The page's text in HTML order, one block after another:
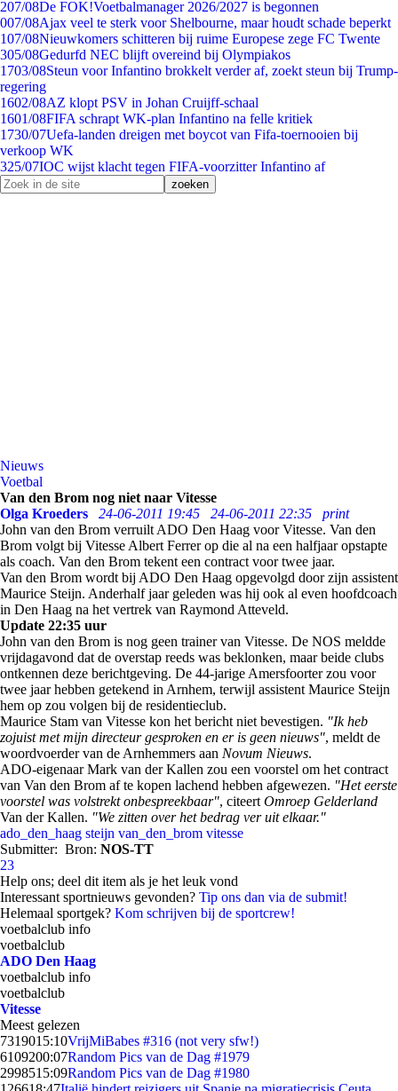
207/08De FOK!Voetbalmanager 2026/2027 is begonnen
007/08Ajax veel te sterk voor Shelbourne, maar houdt schade beperkt
107/08Nieuwkomers schitteren bij ruime Europese zege FC Twente
305/08Gedurfd NEC blijft overeind bij Olympiakos
1703/08Steun voor Infantino brokkelt verder af, zoekt steun bij Trump-
regering
1602/08AZ klopt PSV in Johan Cruijff-schaal
1601/08FIFA schrapt WK-plan Infantino na felle kritiek
1730/07Uefa-landen dreigen met boycot van Fifa-toernooien bij
verkoop WK
325/07IOC wijst klacht tegen FIFA-voorzitter Infantino af
Nieuws
Voetbal
Van den Brom nog niet naar Vitesse
Olga Kroeders
24-06-2011 19:45 24-06-2011 22:35
print
John van den Brom verruilt ADO Den Haag voor Vitesse. Van den
Brom volgt bij Vitesse Albert Ferrer op die al na een halfjaar opstapte
als coach. Van den Brom tekent een contract voor twee jaar.
Van den Brom wordt bij ADO Den Haag opgevolgd door zijn assistent
Maurice Steijn. Anderhalf jaar geleden was hij ook al even hoofdcoach
in Den Haag na het vertrek van Raymond Atteveld.
Update 22:35 uur
John van den Brom is nog geen trainer van Vitesse. De NOS meldde
vrijdagavond dat de overstap reeds was beklonken, maar beide clubs
ontkennen deze berichtgeving. De 44-jarige Amersfoorter zou voor
twee jaar hebben getekend in Arnhem, terwijl assistent Maurice Steijn
hem op zou volgen bij de residentieclub.
Maurice Stam van Vitesse kon het bericht niet bevestigen. "Ik heb
zojuist met mijn directeur gesproken en er is geen nieuws", meldt de
woordvoerder van de Arnhemmers aan Novum Nieuws.
ADO-eigenaar Mark van der Kallen zou een voorstel om het contract
van Van den Brom af te kopen lachend hebben afgewezen. "Het eerste
voorstel was volstrekt onbespreekbaar", citeert Omroep Gelderland
Van der Kallen. "We zitten over het bedrag ver uit elkaar."
ado_den_haag steijn van_den_brom vitesse
Submitter: Bron: NOS-TT
23
Help ons; deel dit item als je het leuk vond
Interessant sportnieuws gevonden? Tip ons dan via de submit!
Helemaal sportgek? Kom schrijven bij de sportcrew!
voetbalclub info
voetbalclub
ADO Den Haag
voetbalclub info
voetbalclub
Vitesse
Meest gelezen
7319015:10VrijMiBabes #316 (not very sfw!)
6109200:07Random Pics van de Dag #1979
2998515:09Random Pics van de Dag #1980